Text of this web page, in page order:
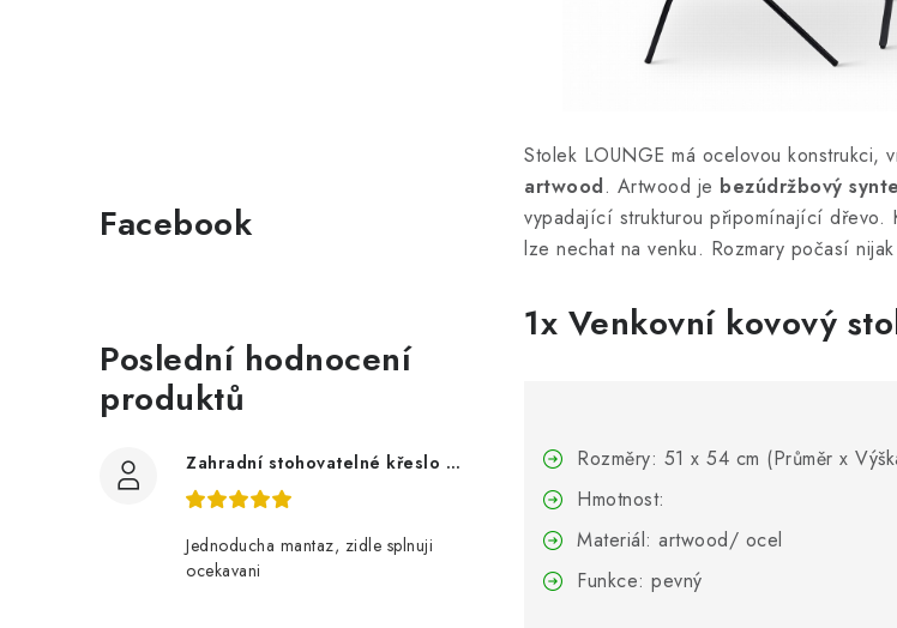
Facebook
Poslední hodnocení
produktů
Zahradní stohovatelné křeslo LUCY z akácie
Jednoducha mantaz, zidle splnuji
ocekavani
Stolek LOUNGE má ocelovou konstrukci,
artwood. Artwood je bezúdržbový
vypadající strukturou připomínající dřevo.
lze nechat na venku. Rozmary počasí
1x Venkovní kovový
Rozměry: 51 x 54 cm (Průměr x
Hmotnost:
Materiál: artwood/ ocel
Funkce: pevný